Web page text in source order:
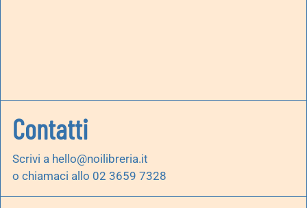
Contatti
Scrivi a hello@noilibreria.it
o chiamaci allo 02 3659 7328